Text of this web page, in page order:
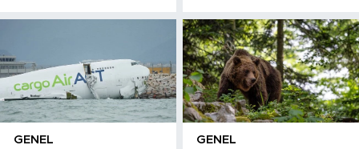
GENEL GENEL